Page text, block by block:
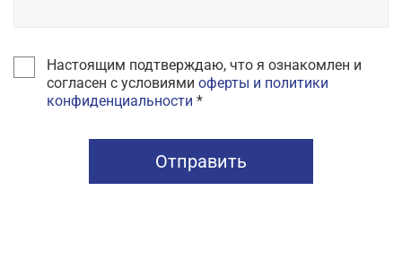
Настоящим подтверждаю, что я ознакомлен и
согласен с условиями оферты и политики
конфиденциальности *
Отправить